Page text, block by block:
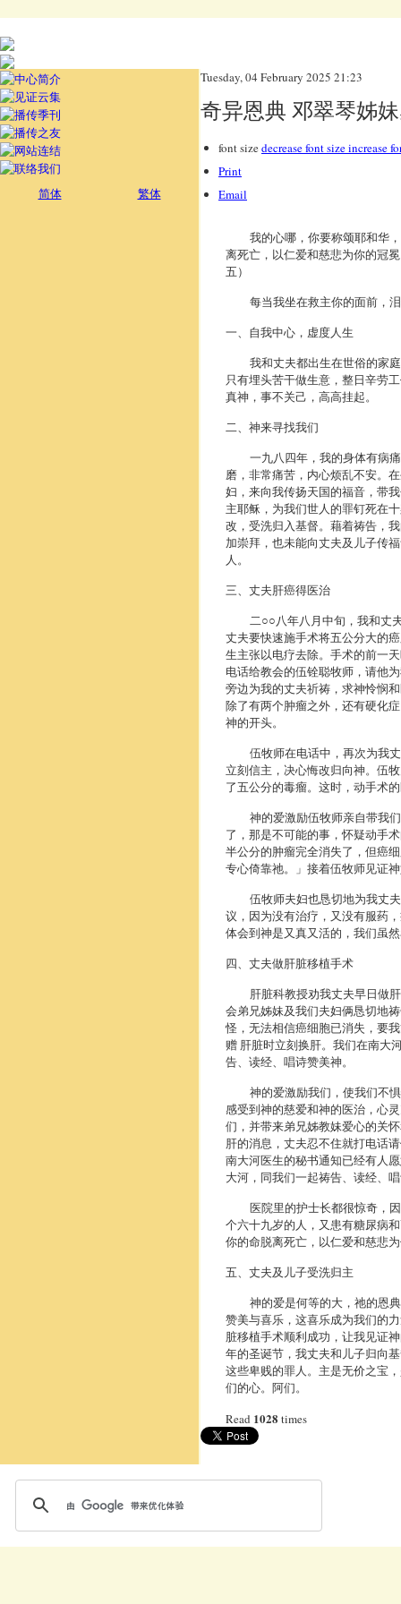
Tuesday, 04 February 2025 21:23
奇异恩典 邓翠琴姊
font sizedecrease font sizeincrease
Print
Email
我的心哪，你要称颂耶和华，
离死亡，以仁爱和慈悲为你的冠
五）
每当我坐在救主你的面前，
一、自我中心，虚度人生
我和丈夫都出生在世俗的家庭
只有埋头苦干做生意，整日辛劳
真神，事不关己，高高挂起。
二、神来寻找我们
一九八四年，我的身体有病痛
磨，非常痛苦，内心烦乱不安。
妇，来向我传扬天国的福音，带
主耶稣，为我们世人的罪钉死在
改，受洗归入基督。藉着祷告，
加崇拜，也未能向丈夫及儿子传
人。
三、丈夫肝癌得医治
二○○八年八月中旬，我和丈夫
丈夫要快速施手术将五公分大的
生主张以电疗去除。手术的前
电话给教会的伍铨聪牧师，请他
旁边为我的丈夫祈祷，求神怜悯
除了有两个肿瘤之外，还有硬化
神的开头。
伍牧师在电话中，再次为我丈
立刻信主，决心悔改归向神。伍
了五公分的毒瘤。这时，动手
神的爱激励伍牧师亲自带我们
了，那是不可能的事，怀疑动手
半公分的肿瘤完全消失了，但癌
专心倚靠祂。」接着伍牧师见
伍牧师夫妇也恳切地为我丈夫
议，因为没有治疗，又没有服药
体会到神是又真又活的，我们
四、丈夫做肝脏移植手术
肝脏科教授劝我丈夫早日做肝
会弟兄姊妹及我们夫妇俩恳切地
怪，无法相信癌细胞已消失，要
赠 肝脏时立刻换肝。我们在南大
告、读经、唱诗赞美神。
神的爱激励我们，使我们不惧
感受到神的慈爱和神的医治，心
们，并带来弟兄姊教妹爱心的关
肝的消息，丈夫忍不住就打电话
南大河医生的秘书通知已经有人
大河，同我们一起祷告、读经
医院里的护士长都很惊奇，因
个六十九岁的人，又患有糖尿病
你的命脱离死亡，以仁爱和慈悲
五、丈夫及儿子受洗归主
神的爱是何等的大，祂的恩典
赞美与喜乐，这喜乐成为我们的
脏移植手术顺利成功，让我见证
年的圣诞节，我丈夫和儿子归向
这些卑贱的罪人。主是无价之宝
们的心。阿们。
Read 1028 times
简体 繁体